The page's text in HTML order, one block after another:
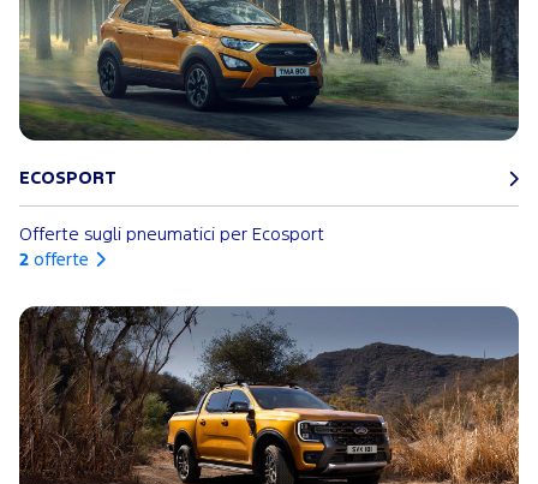
ECOSPORT
Offerte sugli pneumatici per Ecosport
2 offerte